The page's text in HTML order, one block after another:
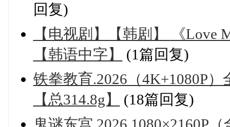
回复)
【电视剧】【韩剧】 《Love
【韩语中字】
(1篇回复)
铁拳教育.2026（4K+1080P
【总314.8g】
(18篇回复)